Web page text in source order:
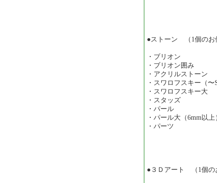
●ストーン （1個のお
・ブリオン
・ブリオン囲
・アクリルスト
・スワロフスキー（
・スワロフスキ
・スタッズ
・パール
・パール大（6mm
・パーツ …
●３Ｄアート （1個の